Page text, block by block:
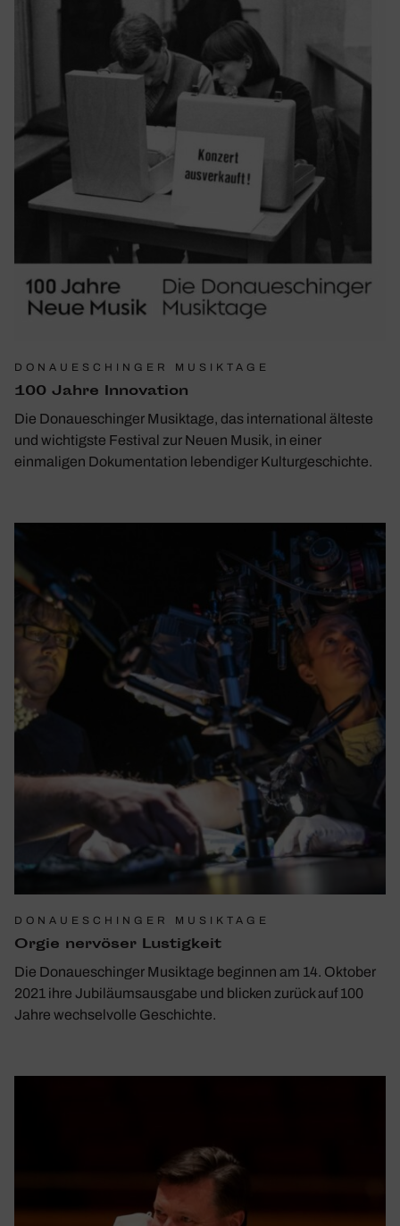
DONAUESCHINGER MUSIKTAGE
100 Jahre Inno­va­tion
Die Donaueschinger Musiktage, das international älteste
und wichtigste Festival zur Neuen Musik, in einer
einmaligen Dokumentation lebendiger Kulturgeschichte.
DONAUESCHINGER MUSIKTAGE
Orgie nervöser Lustig­keit
Die Donaueschinger Musiktage beginnen am 14. Oktober
2021 ihre Jubiläumsausgabe und blicken zurück auf 100
Jahre wechselvolle Geschichte.